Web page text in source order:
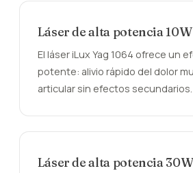
Láser de alta potencia 10W
El láser iLux Yag 1064 ofrece un
potente: alivio rápido del dolor
articular sin efectos secundarios.
Láser de alta potencia 30W